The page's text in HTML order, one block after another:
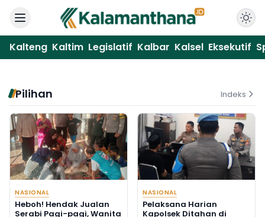
Kalteng Kaltim Legislatif Kalbar Kalsel Eksekutif
Pilihan Indeks
NASIONAL
Heboh! Hendak Jualan
Serabi Pagi-pagi, Wanita
NASIONAL
Pelaksana Harian
Kapolsek Ditahan di